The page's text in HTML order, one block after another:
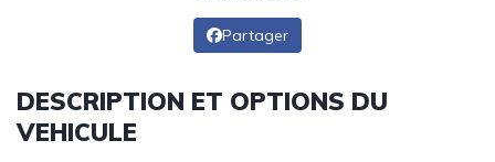
Partager
DESCRIPTION ET OPTIONS DU
VEHICULE